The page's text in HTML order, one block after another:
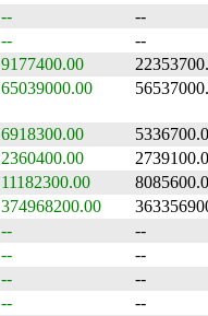
--
--
--
--
9177400.00
65039000.00
6918300.00
2360400.00
11182300.00
374968200.00
--
--
--
--
--
--
--
--